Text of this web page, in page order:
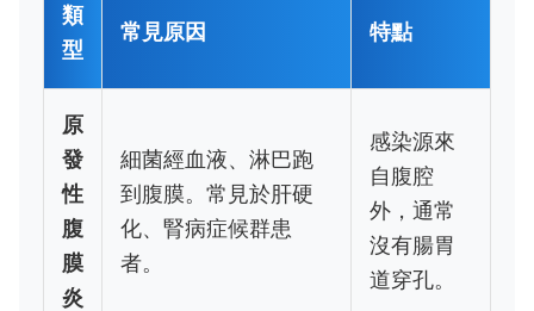
類
型
常見原因 特點
原
發
性
腹
膜
炎
細菌經血液、淋巴跑
到腹膜。常見於肝硬
化、腎病症候群患
者。
感染源來
自腹腔
外，通常
沒有腸胃
道穿孔。